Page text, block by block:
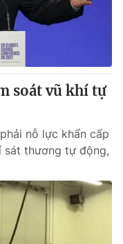
Việt
mình bằng AI
soát vũ khí tự
nỗ lực khẩn cấp
sát thương tự động,